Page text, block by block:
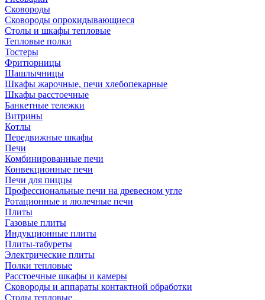
Сковороды
Сковороды опрокидывающиеся
Столы и шкафы тепловые
Тепловые полки
Тостеры
Фритюрницы
Шашлычницы
Шкафы жарочные, печи хлебопекарные
Шкафы расстоечные
Банкетные тележки
Витрины
Котлы
Передвижные шкафы
Печи
Комбинированные печи
Конвекционные печи
Печи для пиццы
Профессиональные печи на древесном угле
Ротационные и люлечные печи
Плиты
Газовые плиты
Индукционные плиты
Плиты-табуреты
Электрические плиты
Полки тепловые
Расстоечные шкафы и камеры
Сковороды и аппараты контактной обработки
Столы тепловые